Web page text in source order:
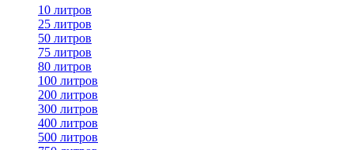
10 литров
25 литров
50 литров
75 литров
80 литров
100 литров
200 литров
300 литров
400 литров
500 литров